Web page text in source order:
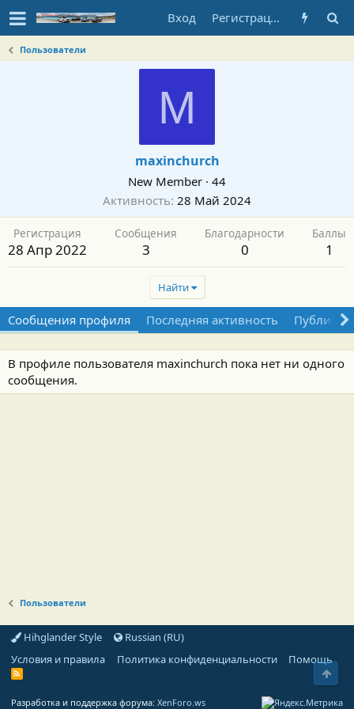
Вход Регистрация
Пользователи
M
maxinchurch
New Member · 44
Активность 28 Май 2024
Регистрация
28 Апр 2022
Сообщения
3
Благодарности
0
Баллы
1
Найти
Сообщения профиля Последняя активность
В профиле пользователя maxinchurch пока нет ни одного
сообщения.
Пользователи
Hihglander Style
Russian (RU)
Условия и правила
Политика конфиденциальности Помощь
R
Разработка и поддержка форума: XenForo.ws